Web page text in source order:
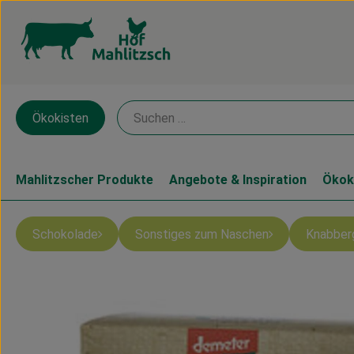
Ökokisten
Mahlitzscher Produkte Angebote & Inspiration
Schokolade Sonstiges zum Naschen